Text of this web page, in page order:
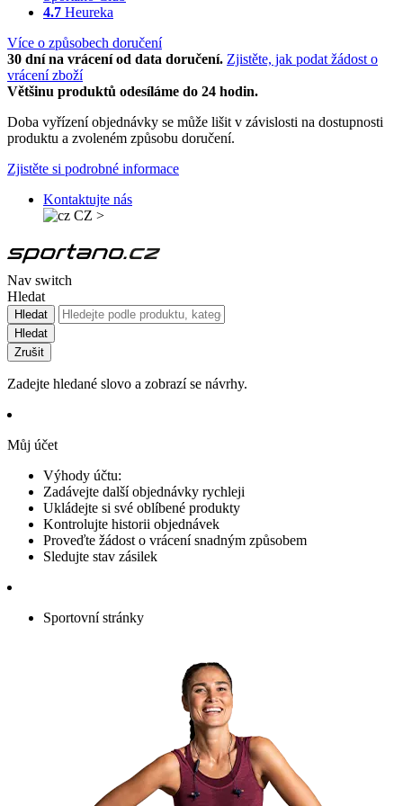
4.7 Heureka
Více o způsobech doručení
30 dní na vrácení od data doručení. Zjistěte, jak podat žádost o
vrácení zboží
Většinu produktů odesíláme do 24 hodin.
Doba vyřízení objednávky se může lišit v závislosti na dostupnosti
produktu a zvoleném způsobu doručení.
Zjistěte si podrobné informace
Kontaktujte nás
CZ >
Nav switch
Hledat
Hledat
Hledat
Zrušit
Zadejte hledané slovo a zobrazí se návrhy.
Můj účet
Výhody účtu:
Zadávejte další objednávky rychleji
Ukládejte si své oblíbené produkty
Kontrolujte historii objednávek
Proveďte žádost o vrácení snadným způsobem
Sledujte stav zásilek
Sportovní stránky